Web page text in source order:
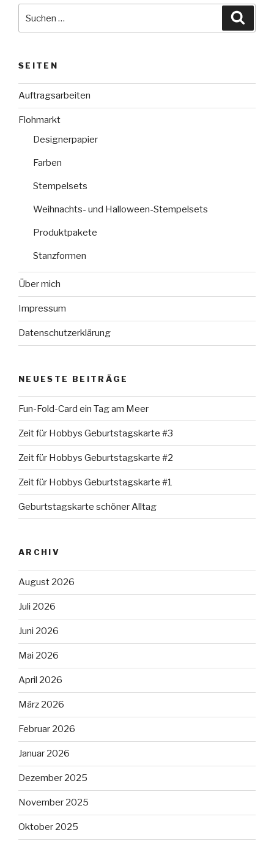
nach:
SEITEN
Auftragsarbeiten
Flohmarkt
Designerpapier
Farben
Stempelsets
Weihnachts- und Halloween-Stempelsets
Produktpakete
Stanzformen
Über mich
Impressum
Datenschutzerklärung
NEUESTE BEITRÄGE
Fun-Fold-Card ein Tag am Meer
Zeit für Hobbys Geburtstagskarte #3
Zeit für Hobbys Geburtstagskarte #2
Zeit für Hobbys Geburtstagskarte #1
Geburtstagskarte schöner Alltag
ARCHIV
August 2026
Juli 2026
Juni 2026
Mai 2026
April 2026
März 2026
Februar 2026
Januar 2026
Dezember 2025
November 2025
Oktober 2025